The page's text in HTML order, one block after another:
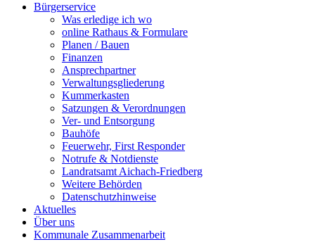
Bürgerservice
Was erledige ich wo
online Rathaus & Formulare
Planen / Bauen
Finanzen
Ansprechpartner
Verwaltungsgliederung
Kummerkasten
Satzungen & Verordnungen
Ver- und Entsorgung
Bauhöfe
Feuerwehr, First Responder
Notrufe & Notdienste
Landratsamt Aichach-Friedberg
Weitere Behörden
Datenschutzhinweise
Aktuelles
Über uns
Kommunale Zusammenarbeit